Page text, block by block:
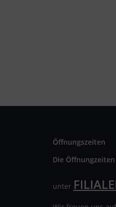
Öffnungszeiten
Die
unter